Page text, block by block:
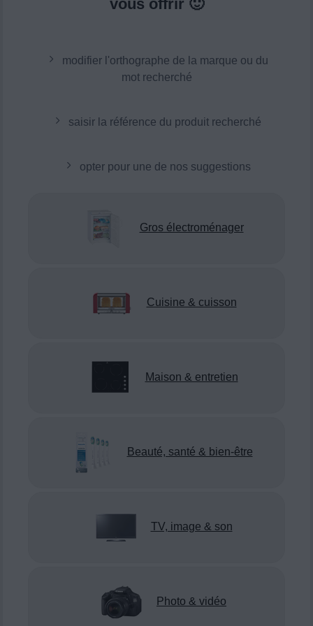
vous offrir 🙂
modifier l'orthographe de la marque ou du
mot recherché
saisir la référence du produit recherché
opter pour une de nos suggestions
Gros électroménager
Cuisine & cuisson
Maison & entretien
Beauté, santé & bien-être
TV, image & son
Photo & vidéo